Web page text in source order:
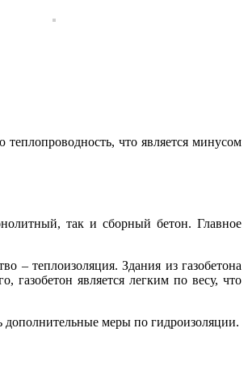
что является минусом
так и сборный бетон. Главное
– теплоизоляция. Здания из газобетона
газобетон является легким по весу, что
дополнительные меры по гидроизоляции.